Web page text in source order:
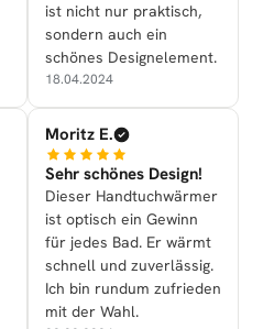
ist nicht nur praktisch,
sondern auch ein
schönes Designelement.
18.04.2024
Moritz E.
Sehr schönes Design!
Dieser Handtuchwärmer
ist optisch ein Gewinn
für jedes Bad. Er wärmt
schnell und zuverlässig.
Ich bin rundum zufrieden
mit der Wahl.